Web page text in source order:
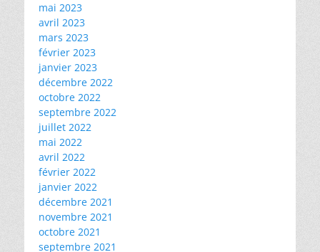
mai 2023
avril 2023
mars 2023
février 2023
janvier 2023
décembre 2022
octobre 2022
septembre 2022
juillet 2022
mai 2022
avril 2022
février 2022
janvier 2022
décembre 2021
novembre 2021
octobre 2021
septembre 2021